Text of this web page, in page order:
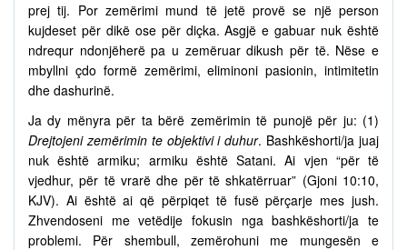
prej tij. Por zemërimi mund të jetë provë se një person
kujdeset për dikë ose për diçka. Asgjë e gabuar nuk është
ndrequr ndonjëherë pa u zemëruar dikush për të. Nëse e
mbyllni çdo formë zemërimi, eliminoni pasionin, intimitetin
dhe dashurinë.
Ja dy mënyra për ta bërë zemërimin të punojë për ju: (1)
Drejtojeni zemërimin te objektivi i duhur. Bashkëshorti/ja juaj
nuk është armiku; armiku është Satani. Ai vjen “për të
vjedhur, për të vrarë dhe për të shkatërruar” (Gjoni 10:10,
KJV). Ai është ai që përpiqet të fusë përçarje mes jush.
Zhvendoseni me vetëdije fokusin nga bashkëshorti/ja te
problemi. Për shembull, zemërohuni me mungesën e